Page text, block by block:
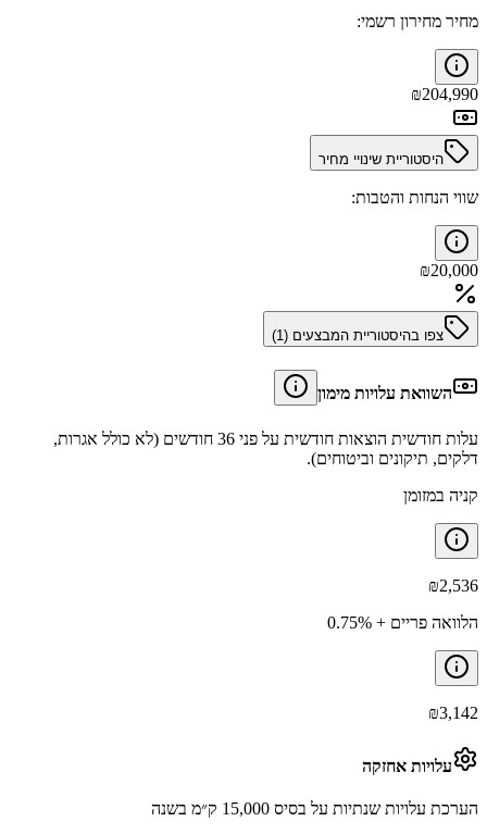
מחיר מחירון רשמי:
₪204,990
היסטוריית שינויי מחיר
שווי הנחות והטבות:
₪20,000
צפו בהיסטוריית המבצעים (1
)
השוואת עלויות מימון
עלות חודשית הוצאות חודשית על פני 36 חודשים (לא כולל אגרות,
דלקים, תיקונים וביטוחים).
קניה במזומן
₪2,536
הלוואה פריים + 0.75%
₪3,142
עלויות אחזקה
הערכת עלויות שנתיות על בסיס 15,000 ק״מ בשנה